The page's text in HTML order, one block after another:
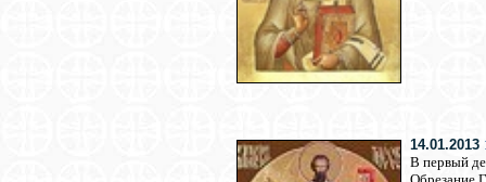
14.01.2013
В первый